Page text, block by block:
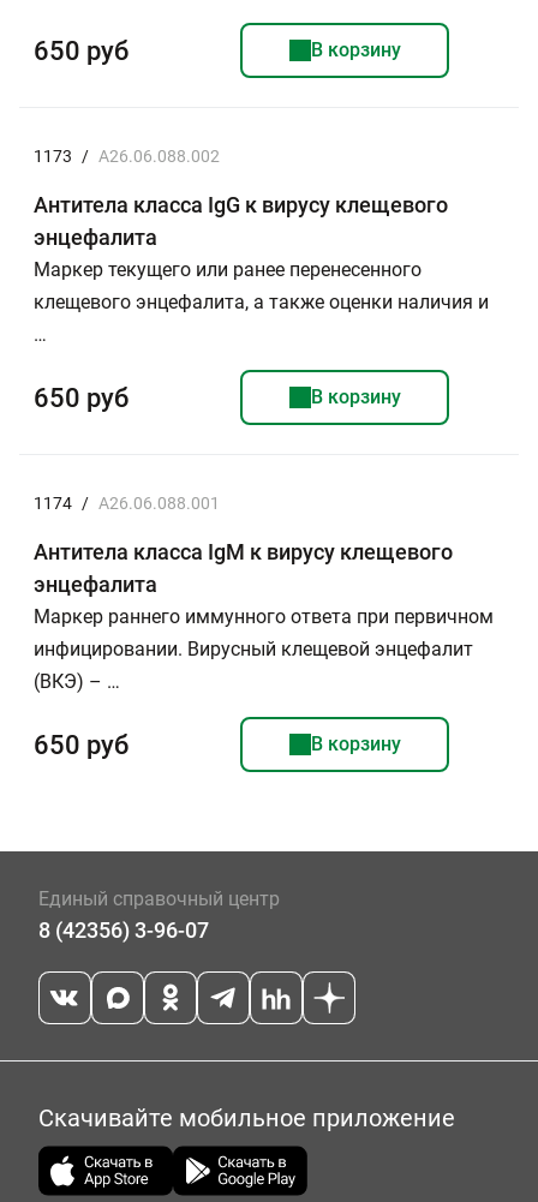
650 руб В корзину
1173 / A26.06.088.002
Антитела класса IgG к вирусу клещевого
энцефалита
Маркер текущего или ранее перенесенного
клещевого энцефалита, а также оценки наличия и
…
650 руб В корзину
1174 / A26.06.088.001
Антитела класса IgМ к вирусу клещевого
энцефалита
Маркер раннего иммунного ответа при первичном
инфицировании. Вирусный клещевой энцефалит
(ВКЭ) – …
650 руб В корзину
Единый справочный центр
8 (42356) 3-96-07
Скачивайте мобильное приложение